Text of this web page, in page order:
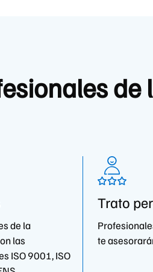
de la
las
ISO 9001, ISO
Trato
te